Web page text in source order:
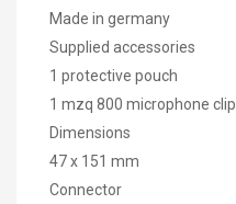
Made in germany
Supplied accessories
1 protective pouch
1 mzq 800 microphone clip
Dimensions
47 x 151 mm
Connector